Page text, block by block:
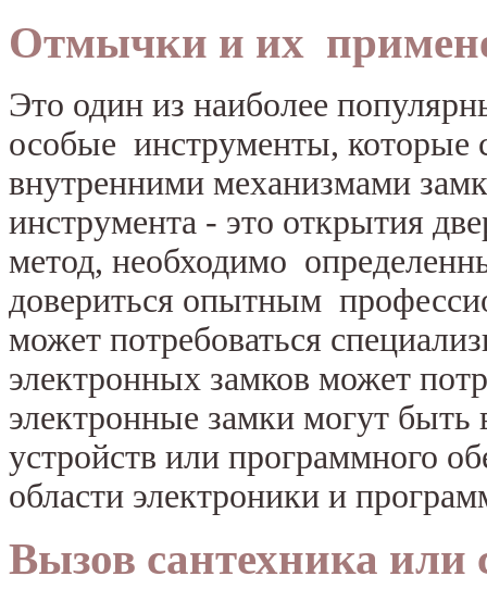
Отмычки и их
Это один из наиболее
особые инструменты, которые
внутренними механизмами
инструмента - это открытия
метод, необходимо
довериться опытным
может потребоваться
электронных замков может
электронные замки могут
устройств или программного
области электроники и
Вызов сантехника или